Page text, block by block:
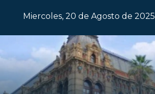
Miercoles, 20 de Agosto de 2025